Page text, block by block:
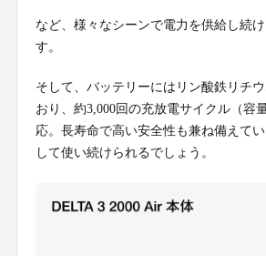
など、様々なシーンで電力を供給し続
す。
そして、バッテリーにはリン酸鉄リチ
おり、約3,000回の充放電サイクル（容
応。長寿命で高い安全性も兼ね備えて
して使い続けられるでしょう。